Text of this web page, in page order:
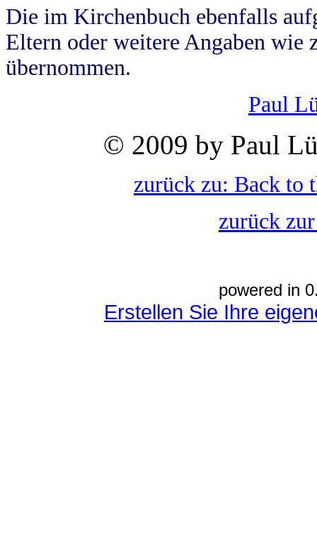
Die im Kirchenbuch ebenfalls
Eltern oder weitere Angaben wie
übernommen.
Paul
© 2009 by Paul
zurück zu: Back to
zurück
powered in
Erstellen Sie Ihre